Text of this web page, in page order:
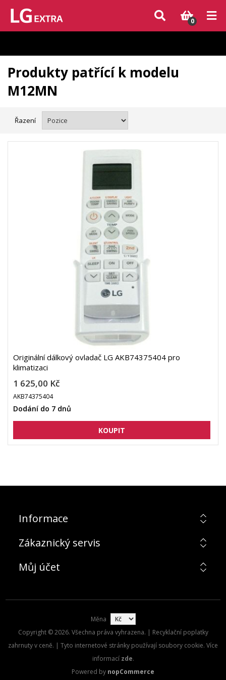
Vzhledem k aktuální situaci se může dodání dílů, které nejsou skladem,
zpozdit. Děkujeme za pochopení.
0
Produkty patřící k modelu
M12MN
Řazení
Originální dálkový ovladač LG AKB74375404 pro
klimatizaci
1 625,00 Kč
AKB74375404
Dodání do 7 dnů
Informace
Zákaznický servis
Můj účet
Měna
Copyright © 2026. Všechna práva vyhrazena. | Recyklační poplatky
zahrnuty v ceně. | Tyto internetové stránky používají soubory cookie. Více
informací zde.
Powered by nopCommerce